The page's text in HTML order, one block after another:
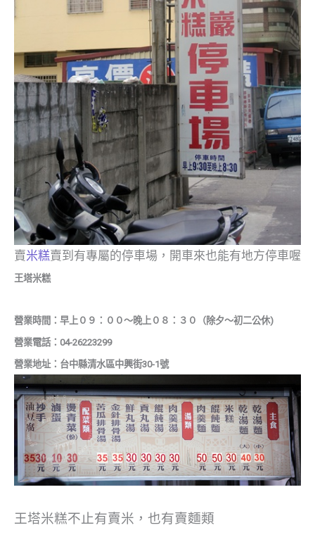
賣米糕賣到有專屬的停車場，開車來也能有地方停車喔
王塔米糕
營業時間：早上０９：００～晚上０８：３０（除夕～初二公休)
營業電話：04-26223299
營業地址：台中縣清水區中興街30-1號
王塔米糕不止有賣米，也有賣麵類